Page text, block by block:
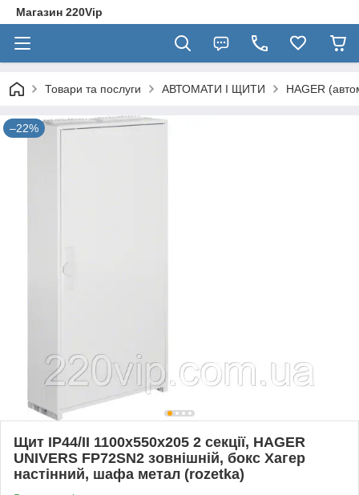
Магазин 220Vip
Товари та послуги АВТОМАТИ І ЩИТИ HAGER
–22%
Щит IP44/II 1100x550x205 2 секції, HAGER
UNIVERS FP72SN2 зовнішній, бокс Хагер
настінний, шафа метал (rozetka)